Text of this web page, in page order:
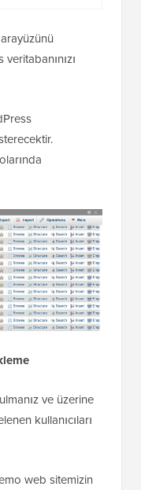
ve üzerine
kullanıcıları
web sitemizin